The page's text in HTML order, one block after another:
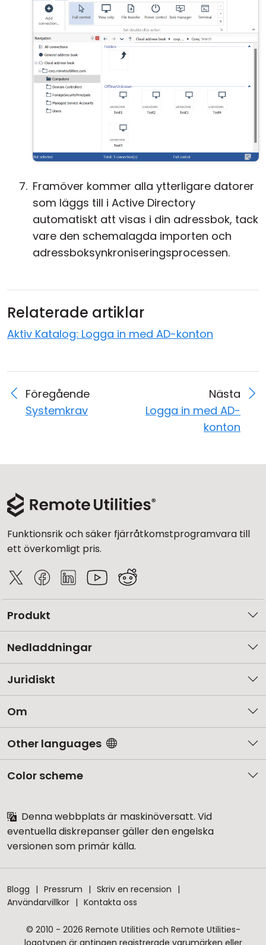
Framöver kommer alla ytterligare datorer
som läggs till i Active Directory
automatiskt att visas i din adressbok, tack
vare den schemalagda importen och
adressboksynkroniseringsprocessen.
Relaterade artiklar
Aktiv Katalog: Logga in med AD-konton
Föregående
Systemkrav
Nästa
Logga in med AD-
konton
Funktionsrik och säker fjärråtkomstprogramvara till
ett överkomligt pris.
Produkt
Nedladdningar
Juridiskt
Om
Other languages
Color scheme
Denna webbplats är maskinöversatt. Vid
eventuella diskrepanser gäller den engelska
versionen som primär källa.
Blogg Pressrum
Skriv en recension
Användarvillkor
Kontakta oss
© 2010 - 2026 Remote Utilities och Remote Utilities-
logotypen är antingen registrerade varumärken eller